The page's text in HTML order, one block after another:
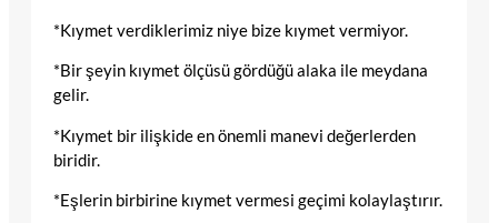
*Kıymet verdiklerimiz niye bize kıymet vermiyor.
*Bir şeyin kıymet ölçüsü gördüğü alaka ile meydana
gelir.
*Kıymet bir ilişkide en önemli manevi değerlerden
biridir.
*Eşlerin birbirine kıymet vermesi geçimi kolaylaştırır.